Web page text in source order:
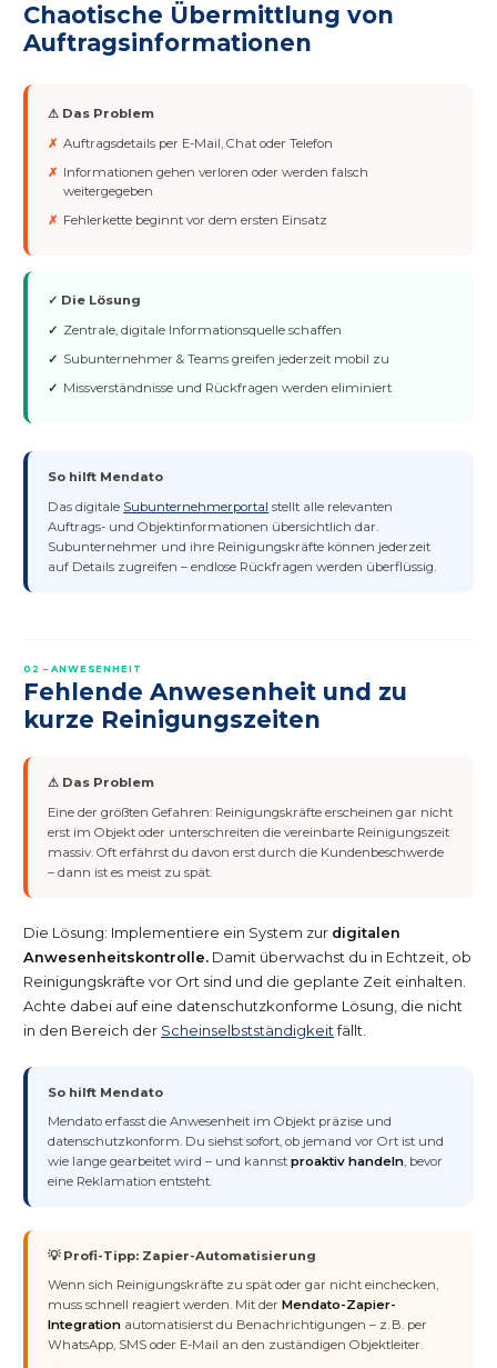
Chaotische Übermittlung von
Auftragsinformationen
⚠ Das Problem
Auftragsdetails per E-Mail, Chat oder Telefon
Informationen gehen verloren oder werden falsch
weitergegeben
Fehlerkette beginnt vor dem ersten Einsatz
✓ Die Lösung
Zentrale, digitale Informationsquelle schaffen
Subunternehmer & Teams greifen jederzeit mobil zu
Missverständnisse und Rückfragen werden eliminiert
So hilft Mendato
Das digitale Subunternehmerportal stellt alle relevanten
Auftrags- und Objektinformationen übersichtlich dar.
Subunternehmer und ihre Reinigungskräfte können jederzeit
auf Details zugreifen – endlose Rückfragen werden überflüssig.
02 – ANWESENHEIT
Fehlende Anwesenheit und zu
kurze Reinigungszeiten
⚠ Das Problem
Eine der größten Gefahren: Reinigungskräfte erscheinen gar nicht
erst im Objekt oder unterschreiten die vereinbarte Reinigungszeit
massiv. Oft erfährst du davon erst durch die Kundenbeschwerde
– dann ist es meist zu spät.
Die Lösung: Implementiere ein System zur digitalen
Anwesenheitskontrolle. Damit überwachst du in Echtzeit, ob
Reinigungskräfte vor Ort sind und die geplante Zeit einhalten.
Achte dabei auf eine datenschutzkonforme Lösung, die nicht
in den Bereich der Scheinselbstständigkeit fällt.
So hilft Mendato
Mendato erfasst die Anwesenheit im Objekt präzise und
datenschutzkonform. Du siehst sofort, ob jemand vor Ort ist und
wie lange gearbeitet wird – und kannstproaktiv handeln, bevor
eine Reklamation entsteht.
💡 Profi-Tipp: Zapier-Automatisierung
Wenn sich Reinigungskräfte zu spät oder gar nicht einchecken,
muss schnell reagiert werden. Mit derMendato-Zapier-
Integration automatisierst du Benachrichtigungen – z. B. per
WhatsApp, SMS oder E-Mail an den zuständigen Objektleiter.